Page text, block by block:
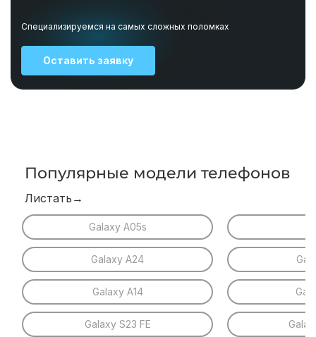
Специализируемся на самых сложных поломках
Оставить заявку
Популярные модели телефонов
Листать→
Galaxy A05s
Galaxy A24
Galaxy A14
Galaxy S23 FE